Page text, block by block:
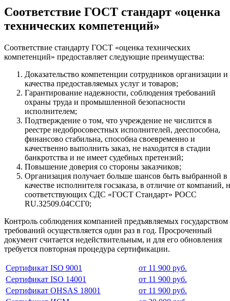
Соответствие ГОСТ стандарт «оценка
технических компетенций»
Соответствие стандарту ГОСТ «оценка технических
компетенций» предоставляет следующие преимущества:
Доказательство компетенции сотрудников организации и
качества предоставляемых услуг и товаров;
Гарантирование надежности, соблюдения требований
охраны труда и промышленной безопасности
исполнителем;
Подтверждение о том, что учреждение не числится в
реестре недобросовестных исполнителей, дееспособна,
финансово стабильна, способна своевременно и
качественно выполнить заказ, не находится в стадии
банкротства и не имеет судебных претензий;
Повышение доверия со стороны заказчиков;
Организация получает больше шансов быть выбранной в
качестве исполнителя госзаказа, в отличие от компаний,
соответствующих СДС «ГОСТ Стандарт» РОСС
RU.З2509.04ССГ0;
Контроль соблюдения компанией предъявляемых государством
требований осуществляется один раз в год. Просроченный
документ считается недействительным, и для его обновления
требуется повторная процедура сертификации.
Сертификат ISO 9001
от 11 900 руб.
Сертификат ISO 14001
от 11 900 руб.
Сертификат OHSAS 18001
от 11 900 руб.